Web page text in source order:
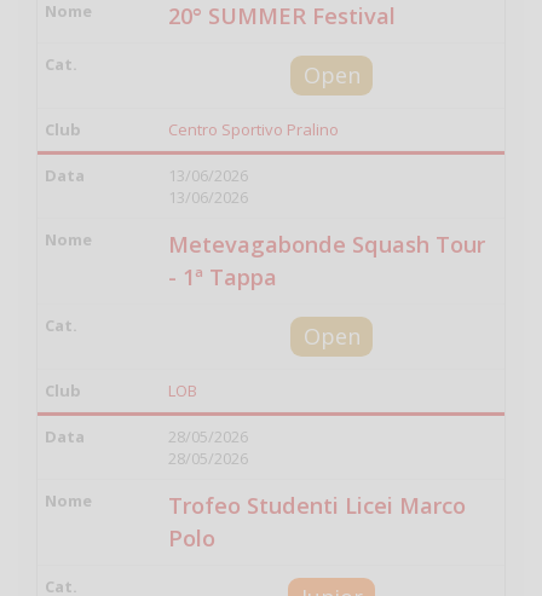
20° SUMMER Festival
Open
Centro Sportivo Pralino
13/06/2026
13/06/2026
Metevagabonde Squash Tour
- 1ª Tappa
Open
LOB
28/05/2026
28/05/2026
Trofeo Studenti Licei Marco
Polo